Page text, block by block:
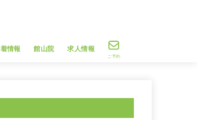
情報 館山院 求人情報
ご予約